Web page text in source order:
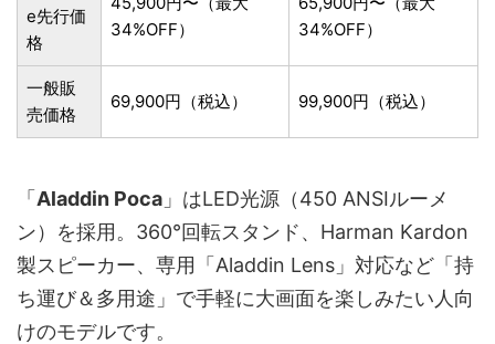
e先行価
格
34%OFF）
34%OFF）
一般販
売価格
69,900円（税込） 99,900円（税込）
「Aladdin Poca 」はLED光源（450 ANSIルーメ
ン）を採用。360°回転スタンド、Harman Kardon
製スピーカー、専用「Aladdin Lens」対応など「持
ち運び＆多用途」で手軽に大画面を楽しみたい人向
けのモデルです。